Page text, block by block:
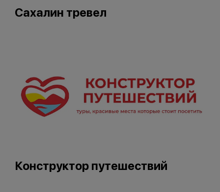
Сахалин тревел
Конструктор путешествий